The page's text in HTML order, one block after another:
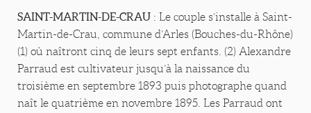
SAINT-MARTIN-DE-CRAU : Le couple s’installe à Saint-
Martin-de-Crau, commune d’Arles (Bouches-du-Rhône)
(1) où naîtront cinq de leurs sept enfants. (2) Alexandre
Parraud est cultivateur jusqu’à la naissance du
troisième en septembre 1893 puis photographe quand
naît le quatrième en novembre 1895. Les Parraud ont